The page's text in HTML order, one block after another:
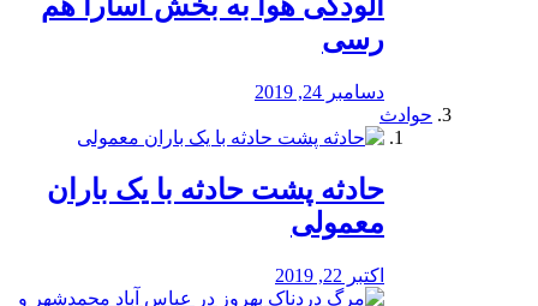
رسی
دسامبر 24, 2019
حوادث
️حادثه پشت حادثه با یک باران
معمولی
اکتبر 22, 2019